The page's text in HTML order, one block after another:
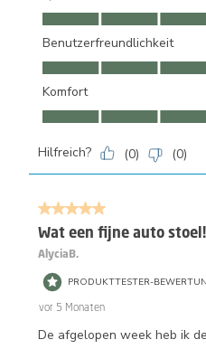
Qualität, 5.0 von 5
Benutzerfreundlichkeit
Benutzerfreundlichkeit, 5.0
Komfort
Komfort, 5.0 von 5
Hilfreich? (0) (0)
5 von 5 Sternen.
Wat een fijne auto stoel!
AlyciaB.
PRODUKTTESTER-
vor 5 Monaten
De afgelopen week heb ik